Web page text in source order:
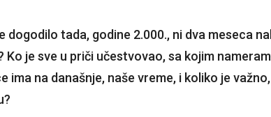
dogodilo tada, godine 2.000., ni dva meseca
Ko je sve u priči učestvovao, sa kojim
ima na današnje, naše vreme, i koliko je